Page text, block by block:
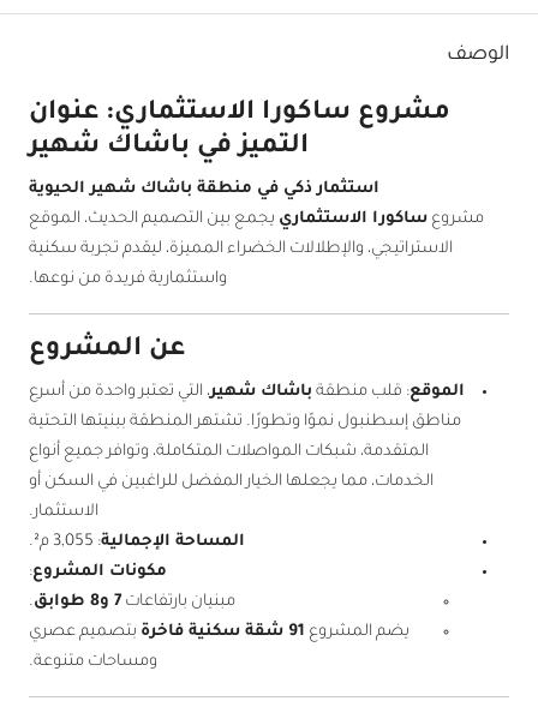
الوصف
مشروع ساكورا الاستثماري: عنوان
التميز في باشاك شهير
استثمار ذكي في منطقة باشاك شهير الحيوية
مشروع ساكورا الاستثماري يجمع بين التصميم الحديث، الموقع
الاستراتيجي، والإطلالات الخضراء المميزة، ليقدم تجربة سكنية
واستثمارية فريدة من نوعها.
عن المشروع
الموقع: قلب منطقة باشاك شهير، التي تعتبر واحدة من أسرع
مناطق إسطنبول نموًا وتطورًا. تشتهر المنطقة ببنيتها التحتية
المتقدمة، شبكات المواصلات المتكاملة، وتوافر جميع أنواع
الخدمات، مما يجعلها الخيار المفضل للراغبين في السكن أو
الاستثمار.
المساحة الإجمالية: 3,055 م².
مكونات المشروع:
مبنيان بارتفاعات 7 و8 طوابق
.
يضم المشروع 91 شقة سكنية فاخرة
بتصميم عصري
ومساحات متنوعة.